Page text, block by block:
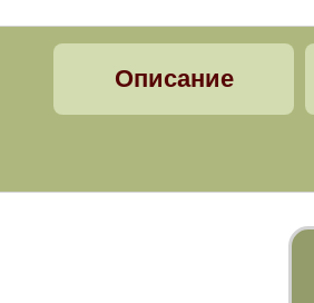
Описание